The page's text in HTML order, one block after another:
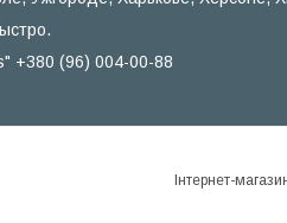
+380 (96) 004-00-88